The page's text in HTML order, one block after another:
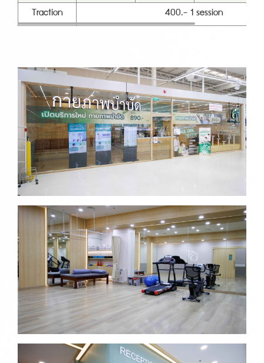
Traction 400.- 1 session